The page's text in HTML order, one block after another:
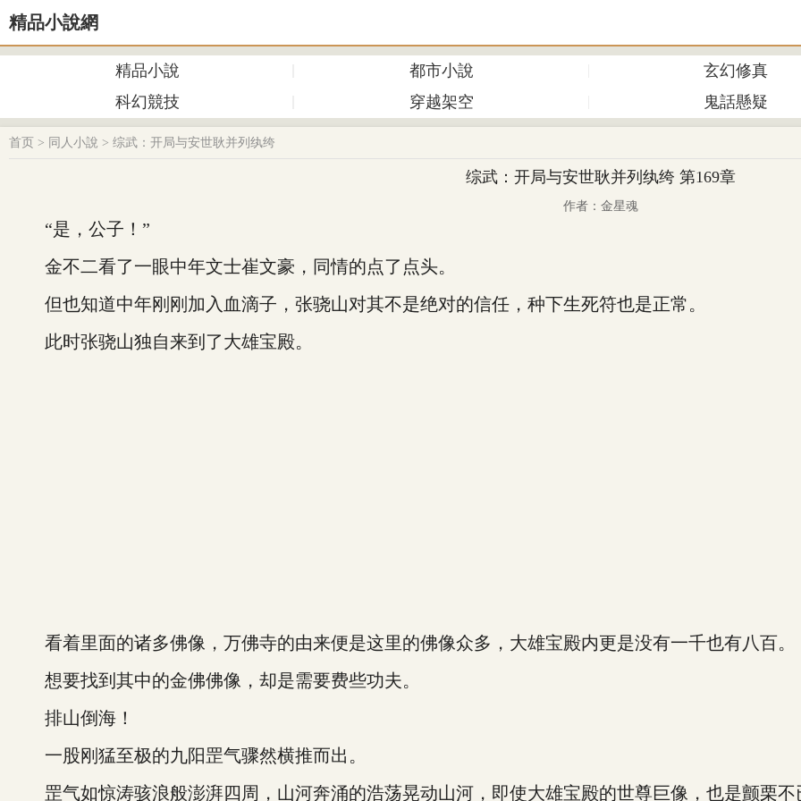
精品小說網
精品小說 都市小說
玄幻修真
科幻競技
穿越架空 鬼話懸疑
首页 > 同人小說 > 综武：开局与安世耿并列纨绔
综武：开局与安世耿并列纨绔 第169章
作者：金星魂
“是，公子！”
金不二看了一眼中年文士崔文豪，同情的点了点头。
但也知道中年刚刚加入血滴子，张骁山对其不是绝对的信任，种下生死符也是正常。
此时张骁山独自来到了大雄宝殿。
看着里面的诸多佛像，万佛寺的由来便是这里的佛像众多，大雄宝殿内更是没有一千也有八百。
想要找到其中的金佛佛像，却是需要费些功夫。
排山倒海！
一股刚猛至极的九阳罡气骤然横推而出。
罡气如惊涛骇浪般澎湃四周，山河奔涌的浩荡晃动山河，即使大雄宝殿的世尊巨像，也是颤栗不